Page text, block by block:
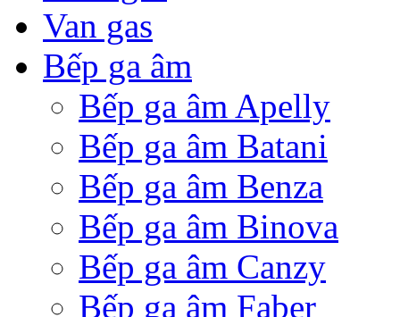
Van gas
Bếp ga âm
Bếp ga âm Apelly
Bếp ga âm Batani
Bếp ga âm Benza
Bếp ga âm Binova
Bếp ga âm Canzy
Bếp ga âm Faber